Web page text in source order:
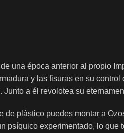
una época anterior al propio
y las fisuras en su
Junto a él revolotea su
de plástico puedes montar a
psíquico experimentado, lo